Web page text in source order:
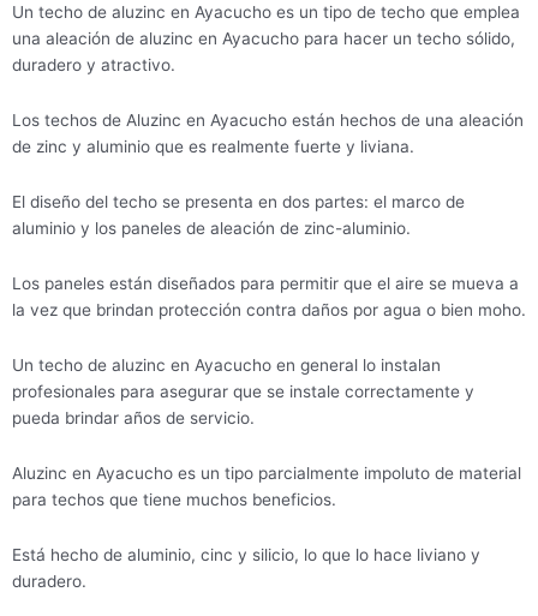
Un techo de aluzinc en Ayacucho es un tipo de techo que emplea
una aleación de aluzinc en Ayacucho para hacer un techo sólido,
duradero y atractivo.
Los techos de Aluzinc en Ayacucho están hechos de una aleación
de zinc y aluminio que es realmente fuerte y liviana.
El diseño del techo se presenta en dos partes: el marco de
aluminio y los paneles de aleación de zinc-aluminio.
Los paneles están diseñados para permitir que el aire se mueva a
la vez que brindan protección contra daños por agua o bien moho.
Un techo de aluzinc en Ayacucho en general lo instalan
profesionales para asegurar que se instale correctamente y
pueda brindar años de servicio.
Aluzinc en Ayacucho es un tipo parcialmente impoluto de material
para techos que tiene muchos beneficios.
Está hecho de aluminio, cinc y silicio, lo que lo hace liviano y
duradero.